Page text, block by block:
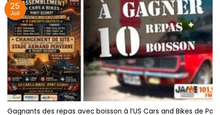
Gagnants des repas avec boisson à l’US Cars and Bikes de
25
Juil